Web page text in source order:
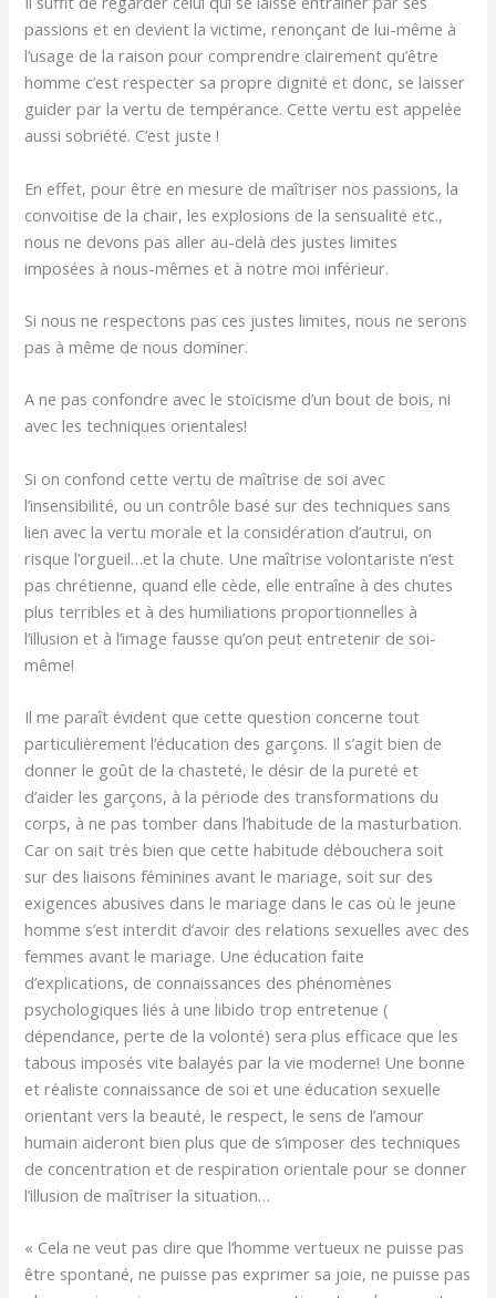
passions et en devient la victime, renonçant de lui-même à
l’usage de la raison pour comprendre clairement qu’être
homme c’est respecter sa propre dignité et donc, se laisser
guider par la vertu de tempérance. Cette vertu est appelée
aussi sobriété. C’est juste !
En effet, pour être en mesure de maîtriser nos passions, la
convoitise de la chair, les explosions de la sensualité etc.,
nous ne devons pas aller au-delà des justes limites
imposées à nous-mêmes et à notre moi inférieur.
Si nous ne respectons pas ces justes limites, nous ne serons
pas à même de nous dominer.
A ne pas confondre avec le stoïcisme d’un bout de bois, ni
avec les techniques orientales!
Si on confond cette vertu de maîtrise de soi avec
l’insensibilité, ou un contrôle basé sur des techniques sans
lien avec la vertu morale et la considération d’autrui, on
risque l’orgueil…et la chute. Une maîtrise volontariste n’est
pas chrétienne, quand elle cède, elle entraîne à des chutes
plus terribles et à des humiliations proportionnelles à
l’illusion et à l’image fausse qu’on peut entretenir de soi-
même!
Il me paraît évident que cette question concerne tout
particulièrement l’éducation des garçons. Il s’agit bien de
donner le goût de la chasteté, le désir de la pureté et
d’aider les garçons, à la période des transformations du
corps, à ne pas tomber dans l’habitude de la masturbation.
Car on sait très bien que cette habitude débouchera soit
sur des liaisons féminines avant le mariage, soit sur des
exigences abusives dans le mariage dans le cas où le jeune
homme s’est interdit d’avoir des relations sexuelles avec des
femmes avant le mariage. Une éducation faite
d’explications, de connaissances des phénomènes
psychologiques liés à une libido trop entretenue (
dépendance, perte de la volonté) sera plus efficace que les
tabous imposés vite balayés par la vie moderne! Une bonne
et réaliste connaissance de soi et une éducation sexuelle
orientant vers la beauté, le respect, le sens de l’amour
humain aideront bien plus que de s’imposer des techniques
de concentration et de respiration orientale pour se donner
l’illusion de maîtriser la situation…
« Cela ne veut pas dire que l’homme vertueux ne puisse pas
être spontané, ne puisse pas exprimer sa joie, ne puisse pas